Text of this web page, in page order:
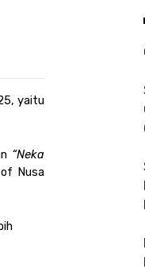
yaitu
“Neka
Nusa